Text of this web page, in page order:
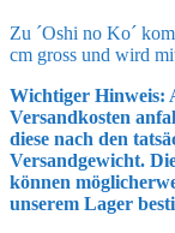
Zu ´Oshi no Ko´
cm gross und wird
Wichtiger Hinweis:
Versandkosten
diese nach den
Versandgewicht.
können
unserem Lager